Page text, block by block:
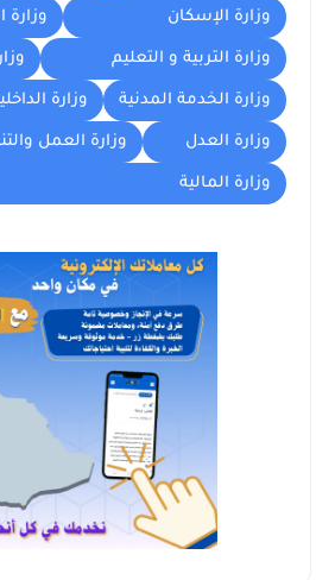
وزارة الإسكان وزارة
وزارة التربية و التعليم
وزارة الخدمة المدنية وزارة
وزارة العدل وزارة العمل
وزارة المالية